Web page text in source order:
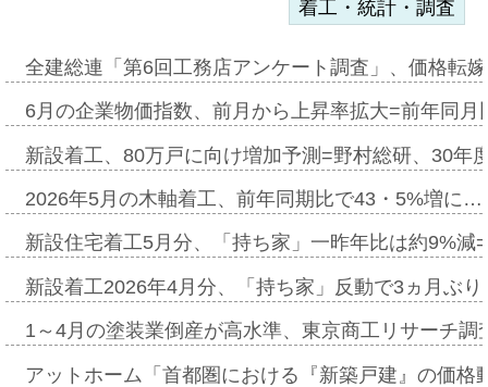
着工・統計・調査
全建総連「第6回工務店アンケート調査」、価格転
6月の企業物価指数、前月から上昇率拡大=前年同
新設着工、80万戸に向け増加予測=野村総研、30年
2026年5月の木軸着工、前年同期比で43・5%増に…
新設住宅着工5月分、「持ち家」一昨年比は約9%
新設着工2026年4月分、「持ち家」反動で3ヵ月ぶ
1～4月の塗装業倒産が高水準、東京商工リサーチ
アットホーム「首都圏における『新築戸建』の価